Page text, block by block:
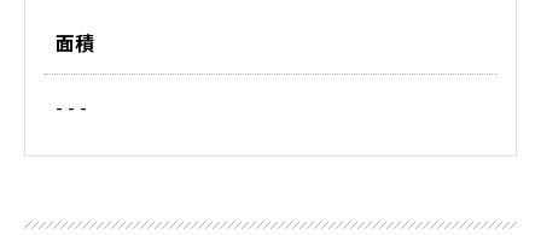
面積
- - -